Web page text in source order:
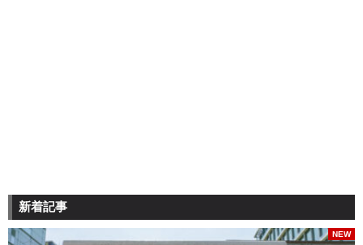
新着記事
NEW